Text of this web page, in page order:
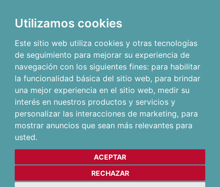
Utilizamos cookies
Este sitio web utiliza cookies y otras tecnologías
de seguimiento para mejorar su experiencia de
navegación con los siguientes fines: para habilitar
la funcionalidad básica del sitio web, para brindar
una mejor experiencia en el sitio web, medir su
interés en nuestros productos y servicios y
personalizar las interacciones de marketing, para
mostrar anuncios que sean más relevantes para
usted.
ACEPTAR
RECHAZAR